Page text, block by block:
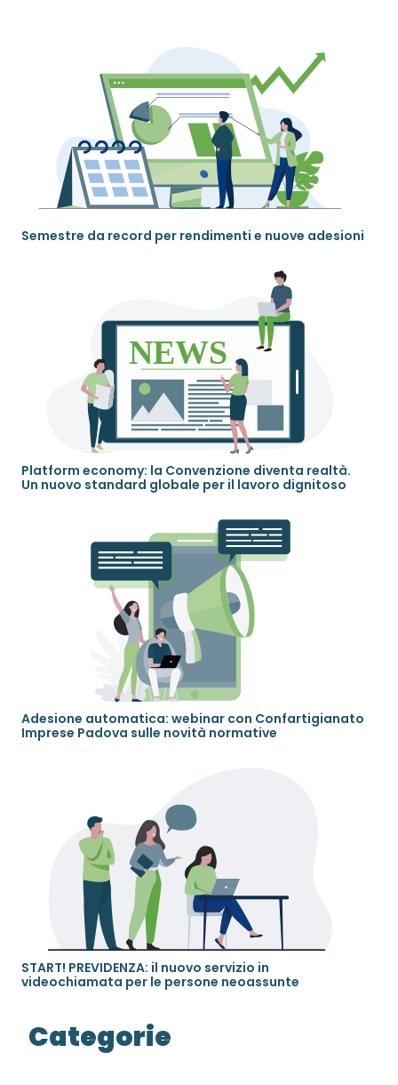
Semestre da record per rendimenti e nuove adesioni
Platform economy: la Convenzione diventa realtà.
Un nuovo standard globale per il lavoro dignitoso
Adesione automatica: webinar con Confartigianato
Imprese Padova sulle novità normative
START! PREVIDENZA: il nuovo servizio in
videochiamata per le persone neoassunte
Categorie